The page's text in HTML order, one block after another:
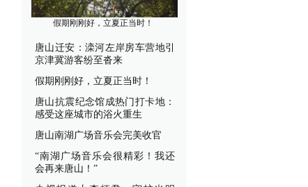
假期刚刚好，立夏正当时！
唐山迁安：滦河左岸房车营地引
京津冀游客纷至沓来
假期刚刚好，立夏正当时！
唐山抗震纪念馆成热门打卡地：
感受这座城市的浴火重生
唐山南湖广场音乐会完美收官
“南湖广场音乐会很精彩！我还
会再来唐山！”